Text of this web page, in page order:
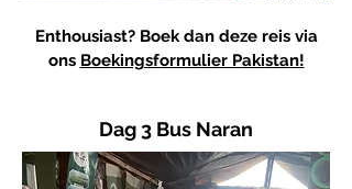
Enthousiast? Boek dan deze reis via
ons Boekingsformulier Pakistan!
Dag 3 Bus Naran